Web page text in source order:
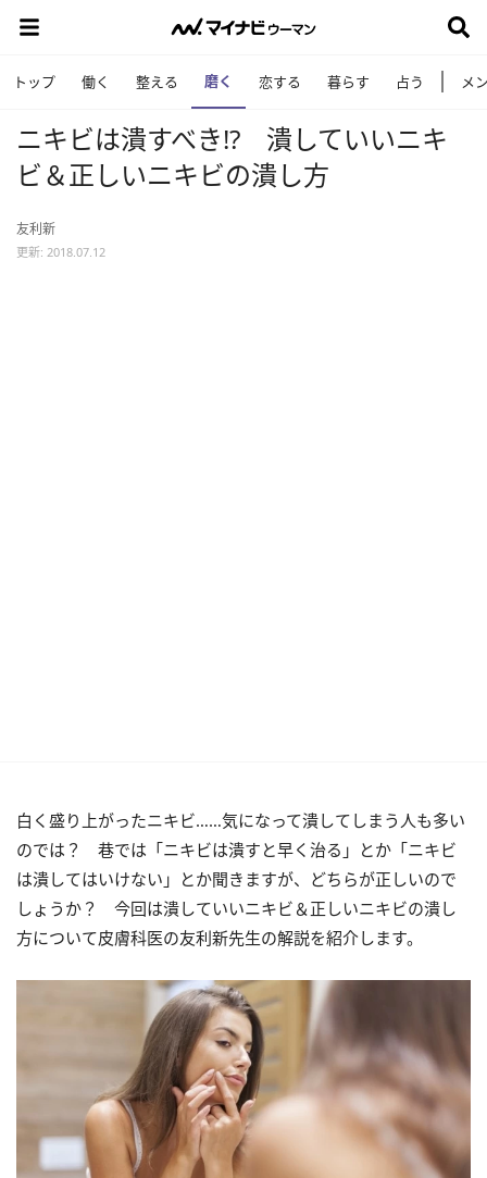
トップ 働く 整える 磨く 恋する 暮らす 占う メ
ニキビは潰すべき!? 潰していいニキ
ビ＆正しいニキビの潰し方
友利新
更新: 2018.07.12
白く盛り上がったニキビ……気になって潰してしまう人も多い
のでは？ 巷では「ニキビは潰すと早く治る」とか「ニキビ
は潰してはいけない」とか聞きますが、どちらが正しいので
しょうか？ 今回は潰していいニキビ＆正しいニキビの潰し
方について皮膚科医の友利新先生の解説を紹介します。